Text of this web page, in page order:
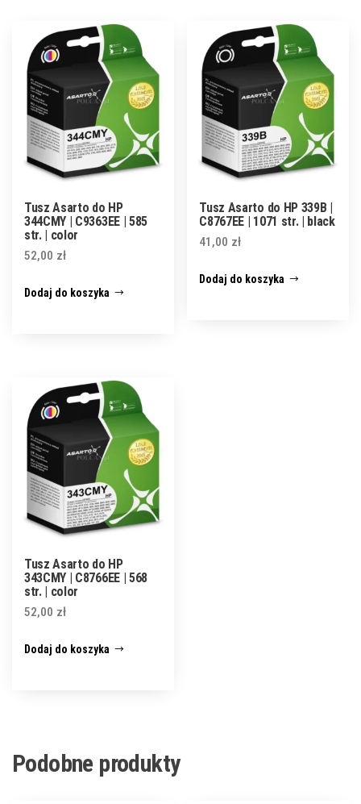
Tusz Asarto do HP
344CMY | C9363EE | 585
str. | color
52,00 zł
Dodaj do koszyka
Tusz Asarto do HP 339B |
C8767EE | 1071 str. | black
41,00 zł
Dodaj do koszyka
Tusz Asarto do HP
343CMY | C8766EE | 568
str. | color
52,00 zł
Dodaj do koszyka
Podobne produkty